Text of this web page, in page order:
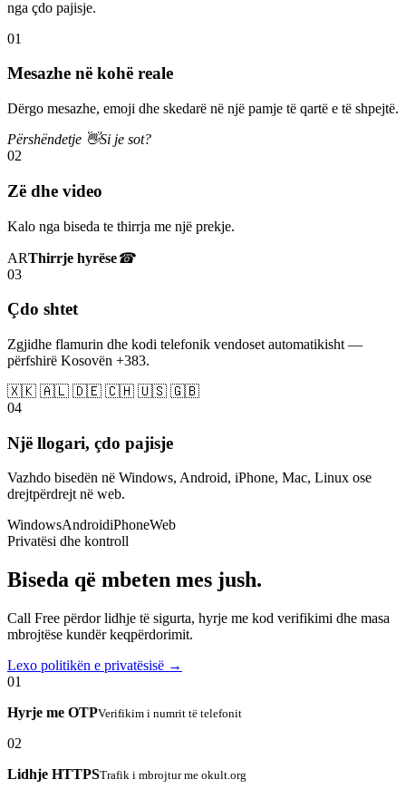
nga çdo pajisje.
01
Mesazhe në kohë reale
Dërgo mesazhe, emoji dhe skedarë në një pamje të qartë e të shpejtë.
Përshëndetje 👋Si je sot?
02
Zë dhe video
Kalo nga biseda te thirrja me një prekje.
ARThirrje hyrëse☎
03
Çdo shtet
Zgjidhe flamurin dhe kodi telefonik vendoset automatikisht —
përfshirë Kosovën +383.
🇽🇰 🇦🇱 🇩🇪 🇨🇭 🇺🇸 🇬🇧
04
Një llogari, çdo pajisje
Vazhdo bisedën në Windows, Android, iPhone, Mac, Linux ose
drejtpërdrejt në web.
WindowsAndroidiPhoneWeb
Privatësi dhe kontroll
Biseda që mbeten mes jush.
Call Free përdor lidhje të sigurta, hyrje me kod verifikimi dhe masa
mbrojtëse kundër keqpërdorimit.
Lexo politikën e privatësisë →
01
Hyrje me OTPVerifikim i numrit të telefonit
02
Lidhje HTTPSTrafik i mbrojtur me okult.org